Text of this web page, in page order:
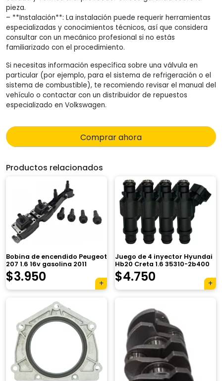
pieza.
– **Instalación**: La instalación puede requerir herramientas
especializadas y conocimientos técnicos, así que considera
consultar con un mecánico profesional si no estás
familiarizado con el procedimiento.
Si necesitas información específica sobre una válvula en
particular (por ejemplo, para el sistema de refrigeración o el
sistema de combustible), te recomiendo revisar el manual del
vehículo o contactar con un distribuidor de repuestos
especializado en Volkswagen.
Comprar ahora
Productos relacionados
Bobina de encendido Peugeot
207 1.6 16v gasolina 2011
$3.950
Juego de 4 inyector Hyundai
Hb20 Creta 1.6 35310-2b400
$4.750